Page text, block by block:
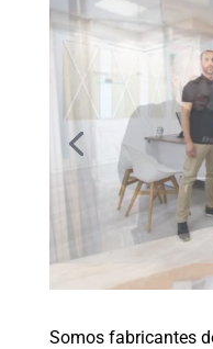
Somos fabricantes